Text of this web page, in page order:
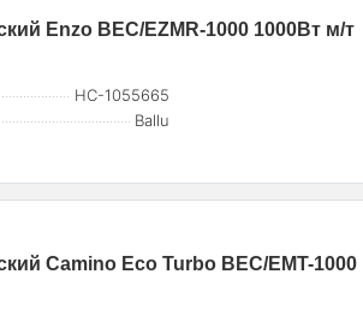
Enzo BEC/EZMR-1000 1000Вт м/т
НС-1055665
Ballu
Camino Eco Turbo BEC/EMT-1000